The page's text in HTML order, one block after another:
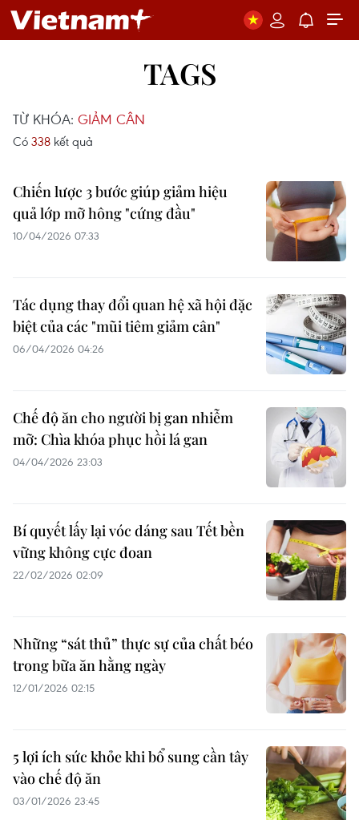
TAGS
TỪ KHÓA: GIẢM CÂN
Có 338 kết quả
Chiến lược 3 bước giúp giảm hiệu
quả lớp mỡ hông "cứng đầu"
10/04/2026 07:33
Tác dụng thay đổi quan hệ xã hội đặc
biệt của các "mũi tiêm giảm cân"
06/04/2026 04:26
Chế độ ăn cho người bị gan nhiễm
mỡ: Chìa khóa phục hồi lá gan
04/04/2026 23:03
Bí quyết lấy lại vóc dáng sau Tết bền
vững không cực đoan
22/02/2026 02:09
Những “sát thủ” thực sự của chất béo
trong bữa ăn hằng ngày
12/01/2026 02:15
5 lợi ích sức khỏe khi bổ sung cần tây
vào chế độ ăn
03/01/2026 23:45